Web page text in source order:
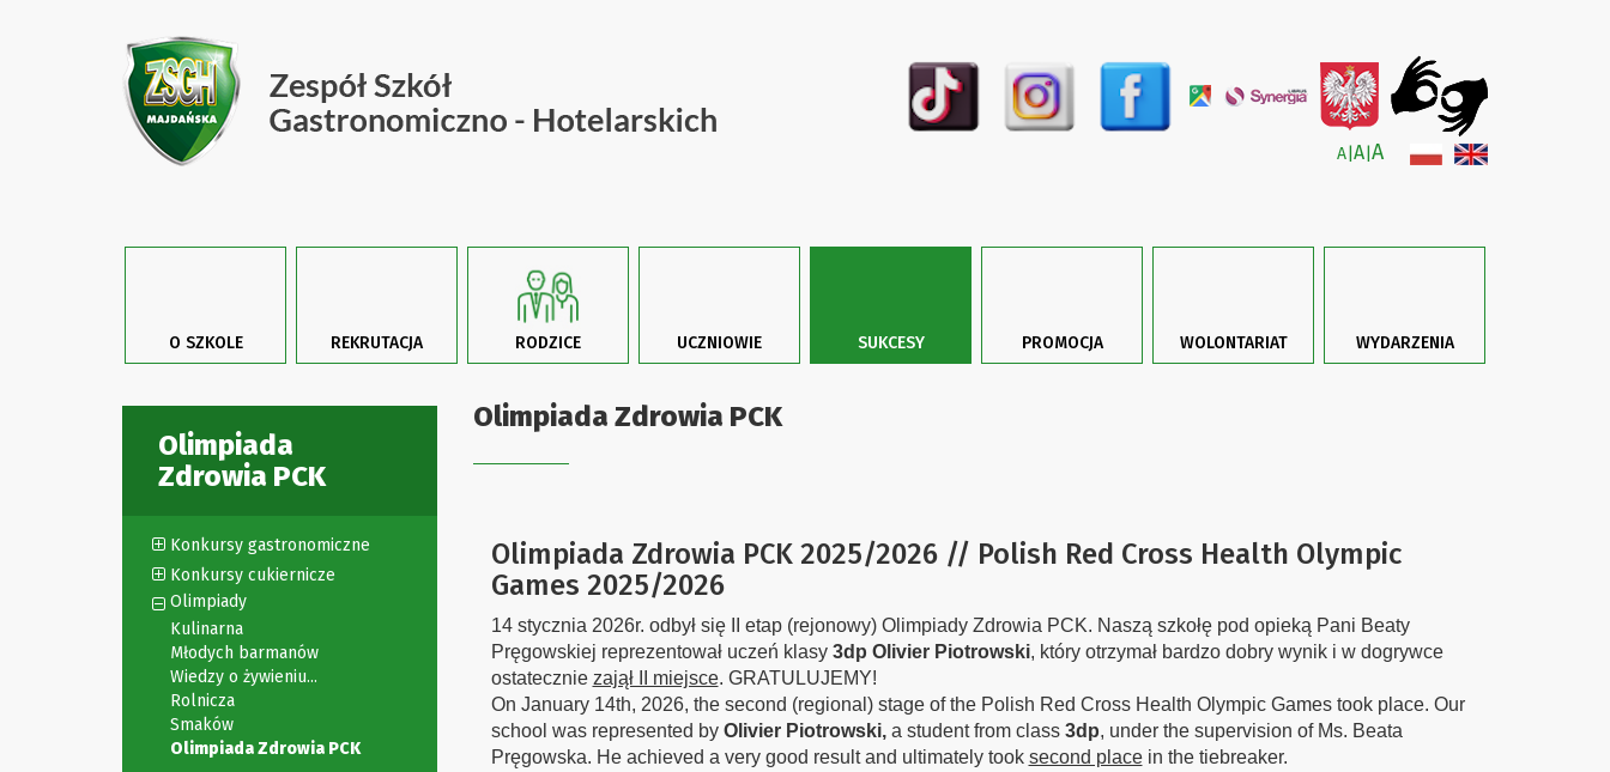
A A A
O SZKOLE REKRUTACJA RODZICE UCZNIOWIE SUKCESY PROMOCJA WOLONTARIAT WYDARZENIA
Olimpiada
Zdrowia PCK
Konkursy gastronomiczne
Konkursy cukiernicze
Olimpiady
Kulinarna
Młodych barmanów
Wiedzy o żywieniu...
Rolnicza
Smaków
Olimpiada Zdrowia PCK
Olimpiada Zdrowia PCK
Olimpiada Zdrowia PCK 2025/2026 // Polish Red Cross Health Olympic
Games 2025/2026
14 stycznia 2026r. odbył się II etap (rejonowy) Olimpiady Zdrowia PCK. Naszą szkołę pod opieką Pani Beaty
Pręgowskiej reprezentował uczeń klasy 3dp Olivier Piotrowski, który otrzymał bardzo dobry wynik i w dogrywce
ostatecznie zajął II miejsce. GRATULUJEMY!
On January 14th, 2026, the second (regional) stage of the Polish Red Cross Health Olympic Games took place. Our
school was represented by Olivier Piotrowski,a student from class 3dp, under the supervision of Ms. Beata
Pręgowska. He achieved a very good result and ultimately took second placein the tiebreaker.